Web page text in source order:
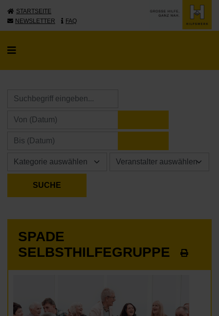
STARTSEITE
NEWSLETTER
FAQ
SPADE
SELBSTHILFEGRUPPE